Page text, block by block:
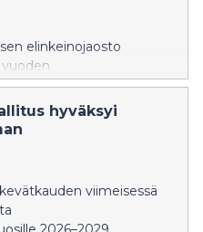
elinkeinojaosto
Kokouksessa
ja
ja matkailun ja
hyväksyi
viimeisessä